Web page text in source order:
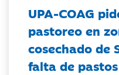
UPA-COAG
pastoreo en
cosechado de
falta de pastos